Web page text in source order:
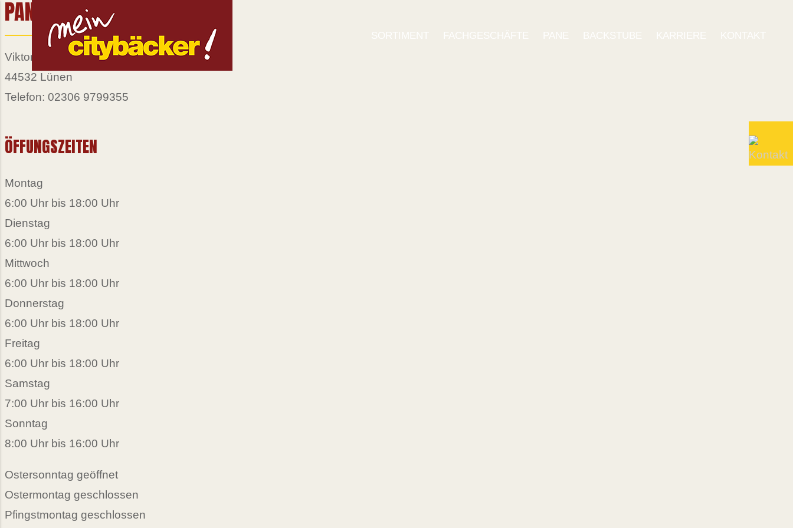
SORTIMENT FACHGESCHÄFTE PANE BACKSTUBE KARRIERE KONTAKT
PANE D’ AMARE (LÜNEN)
Viktoriastraße 61
44532 Lünen
Telefon: 02306 9799355
ÖFFUNGSZEITEN
Montag
6:00 Uhr bis 18:00 Uhr
Dienstag
6:00 Uhr bis 18:00 Uhr
Mittwoch
6:00 Uhr bis 18:00 Uhr
Donnerstag
6:00 Uhr bis 18:00 Uhr
Freitag
6:00 Uhr bis 18:00 Uhr
Samstag
7:00 Uhr bis 16:00 Uhr
Sonntag
8:00 Uhr bis 16:00 Uhr
Ostersonntag geöffnet
Ostermontag geschlossen
Pfingstmontag geschlossen